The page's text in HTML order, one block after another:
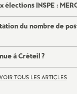
électionsINSPE :
du nombre de
à Créteil?
VOIR TOUS LES ARTICLES